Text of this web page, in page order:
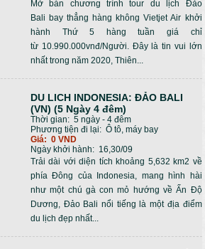
Mở bán chương trình tour du lịch Đảo
Bali bay thẳng hàng không Vietjet Air khởi
hành Thứ 5 hàng tuần giá chỉ
từ 10.990.000vnđ/Người. Đây là tin vui lớn
nhất trong năm 2020, Thiên...
DU LICH INDONESIA: ĐẢO BALI
(VN) (5 Ngày 4 đêm)
Thời gian: 5 ngày - 4 đêm
Phương tiện đi lại: Ô tô, máy bay
Giá: 0 VND
Ngày khởi hành: 16,30/09
Trải dài với diện tích khoảng 5,632 km2 về
phía Đông của Indonesia, mang hình hài
như một chú gà con mỏ hướng về Ấn Độ
Dương, Đảo Bali nổi tiếng là một địa điểm
du lịch đẹp nhất...